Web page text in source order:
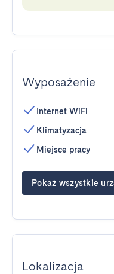
Wyposażenie
Internet WiFi
Klimatyzacja
Miejsce pracy
Pokaż wszystkie
Lokalizacja